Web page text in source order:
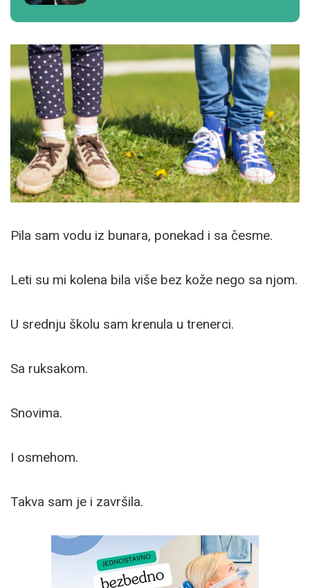
Pila sam vodu iz bunara, ponekad i sa česme.
Leti su mi kolena bila više bez kože nego sa njom.
U srednju školu sam krenula u trenerci.
Sa ruksakom.
Snovima.
I osmehom.
Takva sam je i završila.